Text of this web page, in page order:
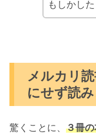
もしかし
メルカリ
にせず読
驚くことに、 ３冊